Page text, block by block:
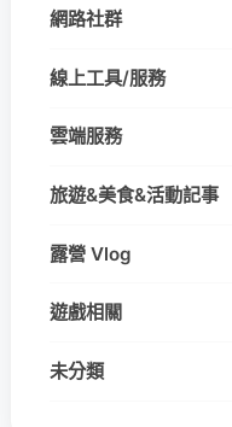
網路社群
線上工具/服務
雲端服務
旅遊&美食&活動記事
露營 Vlog
遊戲相關
未分類